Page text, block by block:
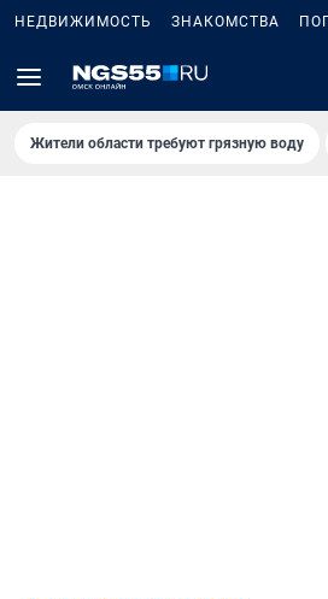
НЕДВИЖИМОСТЬ ЗНАКОМСТВА
Жители области требуют грязную воду